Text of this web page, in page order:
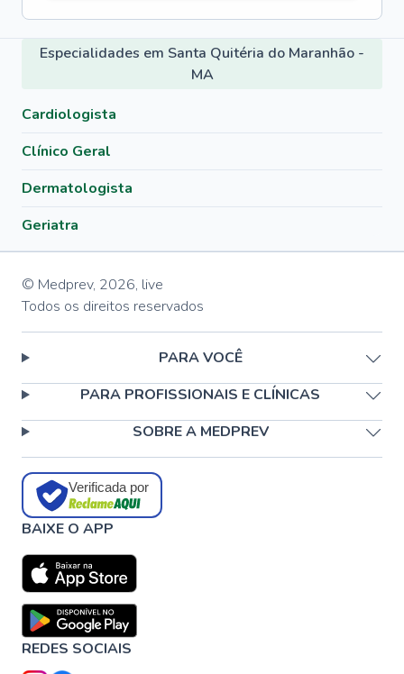
Especialidades em Santa Quitéria do Maranhão -
MA
Cardiologista
Clínico Geral
Dermatologista
Geriatra
© Medprev, 2026, live
Todos os direitos reservados
PARA VOCÊ
PARA PROFISSIONAIS E CLÍNICAS
SOBRE A MEDPREV
Verificada por
BAIXE O APP
REDES SOCIAIS